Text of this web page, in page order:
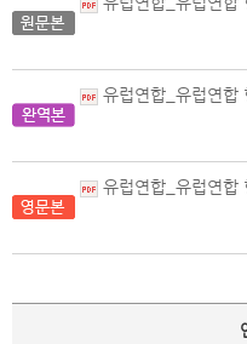
유럽연합_유럽연합 형사사법공조기구(유로저스트)에 관한
유럽연합_유럽연합 형사사법공조기구(유로저스트